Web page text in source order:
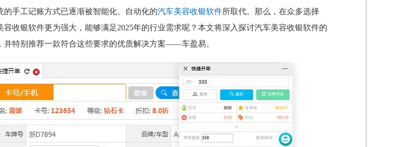
的手工记账方式已逐渐被智能化、自动化的汽车美容收银软件所取代。那么，在众多选择
容收银软件更为强大，能够满足2025年的行业需求呢？本文将深入探讨汽车美容收银软件的
并特别推荐一款符合这些要求的优质解决方案——车盈易。